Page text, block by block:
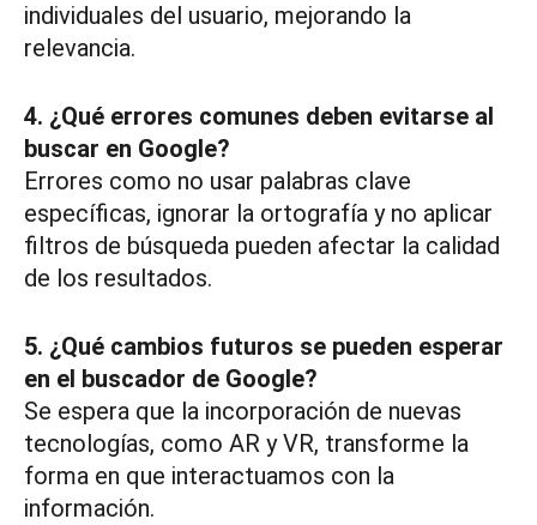
individuales del usuario, mejorando la
relevancia.
4. ¿Qué errores comunes deben evitarse al
buscar en Google?
Errores como no usar palabras clave
específicas, ignorar la ortografía y no aplicar
filtros de búsqueda pueden afectar la calidad
de los resultados.
5. ¿Qué cambios futuros se pueden esperar
en el buscador de Google?
Se espera que la incorporación de nuevas
tecnologías, como AR y VR, transforme la
forma en que interactuamos con la
información.